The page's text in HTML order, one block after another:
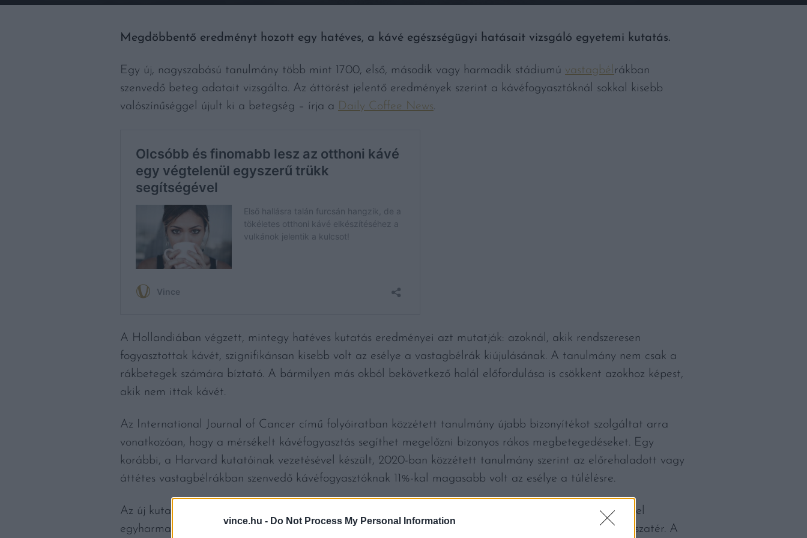
vince.hu - Do Not Process My Personal Information
Megdöbbentő eredményt hozott egy hatéves, a kávé egészségügyi hatásait vizsgáló egyetemi kutatás.
Egy új, nagyszabású tanulmány több mint 1700, első, második vagy harmadik stádiumú vastagbél rákban
szenvedő beteg adatait vizsgálta. Az áttörést jelentő eredmények szerint a kávéfogyasztóknál sokkal kisebb
valószínűséggel újult ki a betegség – írja a Daily Coffee News.
A Hollandiában végzett, mintegy hatéves kutatás eredményei azt mutatják: azoknál, akik rendszeresen
fogyasztottak kávét, szignifikánsan kisebb volt az esélye a vastagbélrák kiújulásának. A tanulmány nem csak a
rákbetegek számára bíztató. A bármilyen más okból bekövetkező halál előfordulása is csökkent azokhoz képest,
akik nem ittak kávét.
Az International Journal of Cancer című folyóiratban közzétett tanulmány újabb bizonyítékot szolgáltat arra
vonatkozóan, hogy a mérsékelt kávéfogyasztás segíthet megelőzni bizonyos rákos megbetegedéseket. Egy
korábbi, a Harvard kutatóinak vezetésével készült, 2020-ban közzétett tanulmány szerint az előrehaladott vagy
áttétes vastagbélrákban szenvedő kávéfogyasztóknak 11%-kal magasabb volt az esélye a túlélésre.
Az új kutatás nem kevesebbet állít mint azt, hogy akik naponta több mint négy csésze kávét ittak, közel
egyharmadával (32%) volt kisebb a valószínűsége annak, hogy a vastagbélrák a kezelést követően visszatér. A